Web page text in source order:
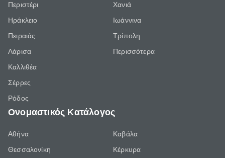
Περιστέρι
Ηράκλειο
Πειραιάς
Λάρισα
Καλλιθέα
Σέρρες
Ρόδος
Χανιά
Ιωάννινα
Τρίπολη
Περισσότερα
Ονομαστικός Κατάλογος
Αθήνα
Θεσσαλονίκη
Καβάλα
Κέρκυρα